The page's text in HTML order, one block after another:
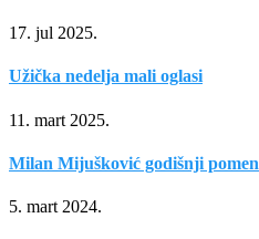
17. jul 2025.
Užička nedelja mali oglasi
11. mart 2025.
Milan Mijušković godišnji pomen
5. mart 2024.